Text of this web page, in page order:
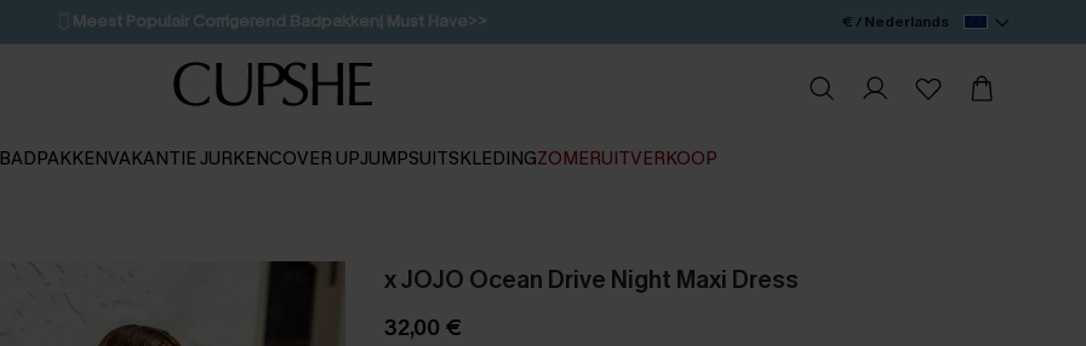
🩱 Meest Populair Corrigerend Badpakken| Must Have>>
💌Abonneer je & ontvang tot 15% korting>>
Koop 3, krijg 15% korting | CODE: SW15
€ / Nederlands
BADPAKKENVAKANTIE JURKENCOVER UPJUMPSUITSKLEDINGZOMERUITVERKOOP
x JOJO Ocean Drive Night Maxi Dress
32,00 €